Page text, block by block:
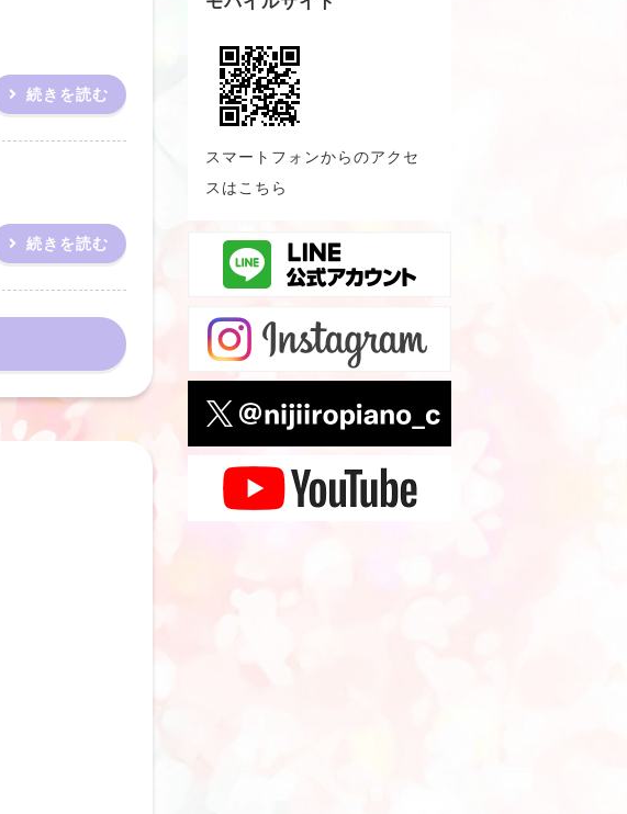
続きを読む
続きを読む
スマートフォンからのアクセ
スはこちら